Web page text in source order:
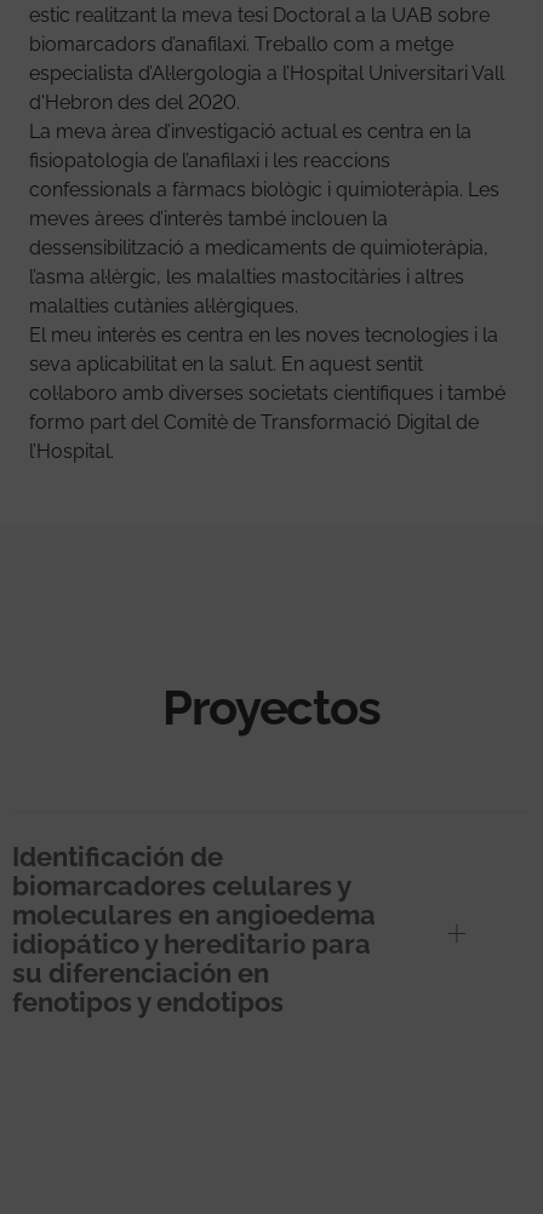
estic realitzant la meva tesi Doctoral a la UAB sobre
biomarcadors d’anafilaxi. Treballo com a metge
especialista d’Al·lergologia a l’Hospital Universitari Vall
d'Hebron des del 2020.
La meva àrea d’investigació actual es centra en la
fisiopatologia de l’anafilaxi i les reaccions
confessionals a fàrmacs biològic i quimioteràpia. Les
meves àrees d’interès també inclouen la
dessensibilització a medicaments de quimioteràpia,
l’asma al·lèrgic, les malalties mastocitàries i altres
malalties cutànies al·lèrgiques.
El meu interès es centra en les noves tecnologies i la
seva aplicabilitat en la salut. En aquest sentit
col·laboro amb diverses societats científiques i també
formo part del Comitè de Transformació Digital de
l’Hospital.
Proyectos
Identificación de
biomarcadores celulares y
moleculares en angioedema
idiopático y hereditario para
su diferenciación en
fenotipos y endotipos